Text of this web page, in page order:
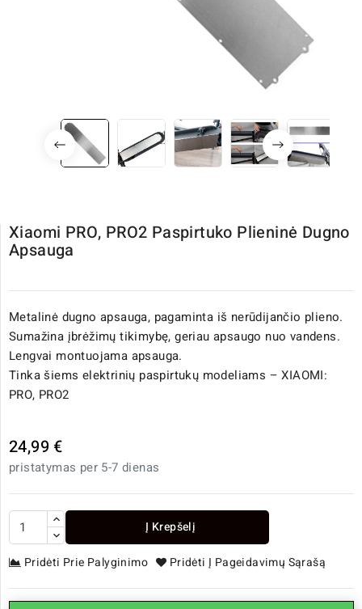
Xiaomi PRO, PRO2 Paspirtuko Plieninė Dugno
Apsauga
Metalinė dugno apsauga, pagaminta iš nerūdijančio plieno.
Sumažina įbrėžimų tikimybę, geriau apsaugo nuo vandens.
Lengvai montuojama apsauga.
Tinka šiems elektrinių paspirtukų modeliams – XIAOMI:
PRO, PRO2
24,99 €
pristatymas per 5-7 dienas
Į Krepšelį
Pridėti Prie Palyginimo Pridėti Į Pageidavimų Sąrašą